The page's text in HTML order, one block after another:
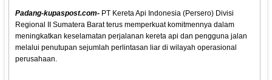
Padang-kupaspost.com- PT Kereta Api Indonesia (Persero) Divisi
Regional II Sumatera Barat terus memperkuat komitmennya dalam
meningkatkan keselamatan perjalanan kereta api dan pengguna jalan
melalui penutupan sejumlah perlintasan liar di wilayah operasional
perusahaan.